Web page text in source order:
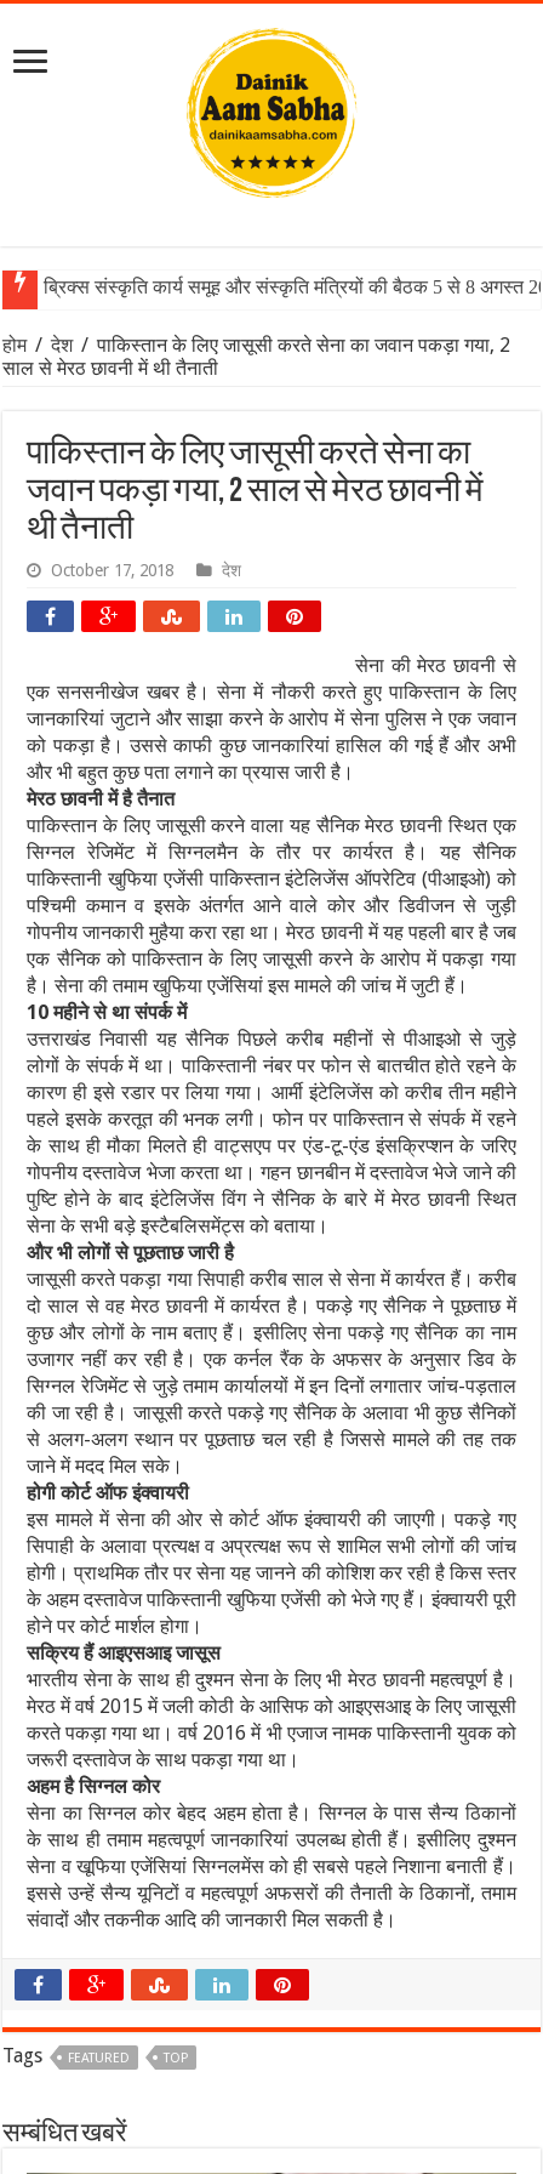
ब्रिक्स संस्कृति कार्य समूह और संस्कृति मंत्रियों की बैठक 5 से 8 अगस्त
होम / देश / पाकिस्तान के लिए जासूसी करते सेना का जवान पकड़ा गया, 2
साल से मेरठ छावनी में थी तैनाती
पाकिस्तान के लिए जासूसी करते सेना का
जवान पकड़ा गया, 2 साल से मेरठ छावनी में
थी तैनाती
October 17, 2018 देश
सेना की मेरठ छावनी से
एक सनसनीखेज खबर है। सेना में नौकरी करते हुए पाकिस्तान के लिए
जानकारियां जुटाने और साझा करने के आरोप में सेना पुलिस ने एक जवान
को पकड़ा है। उससे काफी कुछ जानकारियां हासिल की गई हैं और अभी
और भी बहुत कुछ पता लगाने का प्रयास जारी है।
मेरठ छावनी में है तैनात
पाकिस्तान के लिए जासूसी करने वाला यह सैनिक मेरठ छावनी स्थित एक
सिग्नल रेजिमेंट में सिग्नलमैन के तौर पर कार्यरत है। यह सैनिक
पाकिस्तानी खुफिया एजेंसी पाकिस्तान इंटेलिजेंस ऑपरेटिव (पीआइओ) को
पश्चिमी कमान व इसके अंतर्गत आने वाले कोर और डिवीजन से जुड़ी
गोपनीय जानकारी मुहैया करा रहा था। मेरठ छावनी में यह पहली बार है जब
एक सैनिक को पाकिस्तान के लिए जासूसी करने के आरोप में पकड़ा गया
है। सेना की तमाम खुफिया एजेंसियां इस मामले की जांच में जुटी हैं।
10 महीने से था संपर्क में
उत्तराखंड निवासी यह सैनिक पिछले करीब महीनों से पीआइओ से जुड़े
लोगों के संपर्क में था। पाकिस्तानी नंबर पर फोन से बातचीत होते रहने के
कारण ही इसे रडार पर लिया गया। आर्मी इंटेलिजेंस को करीब तीन महीने
पहले इसके करतूत की भनक लगी। फोन पर पाकिस्तान से संपर्क में रहने
के साथ ही मौका मिलते ही वाट्सएप पर एंड-टू-एंड इंसक्रिप्शन के जरिए
गोपनीय दस्तावेज भेजा करता था। गहन छानबीन में दस्तावेज भेजे जाने की
पुष्टि होने के बाद इंटेलिजेंस विंग ने सैनिक के बारे में मेरठ छावनी स्थित
सेना के सभी बड़े इस्टैबलिसमेंट्स को बताया।
और भी लोगों से पूछताछ जारी है
जासूसी करते पकड़ा गया सिपाही करीब साल से सेना में कार्यरत हैं। करीब
दो साल से वह मेरठ छावनी में कार्यरत है। पकड़े गए सैनिक ने पूछताछ में
कुछ और लोगों के नाम बताए हैं। इसीलिए सेना पकड़े गए सैनिक का नाम
उजागर नहीं कर रही है। एक कर्नल रैंक के अफसर के अनुसार डिव के
सिग्नल रेजिमेंट से जुड़े तमाम कार्यालयों में इन दिनों लगातार जांच-पड़ताल
की जा रही है। जासूसी करते पकड़े गए सैनिक के अलावा भी कुछ सैनिकों
से अलग-अलग स्थान पर पूछताछ चल रही है जिससे मामले की तह तक
जाने में मदद मिल सके।
होगी कोर्ट ऑफ इंक्वायरी
इस मामले में सेना की ओर से कोर्ट ऑफ इंक्वायरी की जाएगी। पकड़े गए
सिपाही के अलावा प्रत्यक्ष व अप्रत्यक्ष रूप से शामिल सभी लोगों की जांच
होगी। प्राथमिक तौर पर सेना यह जानने की कोशिश कर रही है किस स्तर
के अहम दस्तावेज पाकिस्तानी खुफिया एजेंसी को भेजे गए हैं। इंक्वायरी पूरी
होने पर कोर्ट मार्शल होगा।
सक्रिय हैं आइएसआइ जासूस
भारतीय सेना के साथ ही दुश्मन सेना के लिए भी मेरठ छावनी महत्वपूर्ण है।
मेरठ में वर्ष 2015 में जली कोठी के आसिफ को आइएसआइ के लिए जासूसी
करते पकड़ा गया था। वर्ष 2016 में भी एजाज नामक पाकिस्तानी युवक को
जरूरी दस्तावेज के साथ पकड़ा गया था।
अहम है सिग्नल कोर
सेना का सिग्नल कोर बेहद अहम होता है। सिग्नल के पास सैन्य ठिकानों
के साथ ही तमाम महत्वपूर्ण जानकारियां उपलब्ध होती हैं। इसीलिए दुश्मन
सेना व खूफिया एजेंसियां सिग्नलमेंस को ही सबसे पहले निशाना बनाती हैं।
इससे उन्हें सैन्य यूनिटों व महत्वपूर्ण अफसरों की तैनाती के ठिकानों, तमाम
संवादों और तकनीक आदि की जानकारी मिल सकती है।
Tags FEATURED TOP
सम्बंधित खबरें